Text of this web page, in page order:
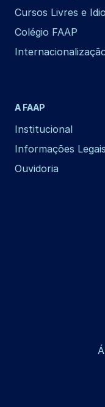
Cursos Livres e
Colégio FAAP
A FAAP
Institucional
Informações Legais
Ouvidoria